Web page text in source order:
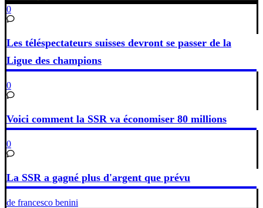
0
Les téléspectateurs suisses devront se passer de la
Ligue des champions
0
Voici comment la SSR va économiser 80 millions
0
La SSR a gagné plus d'argent que prévu
de francesco benini